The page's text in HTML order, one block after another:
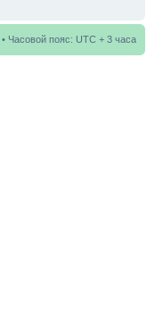
• Часовой пояс: UTC + 3 часа